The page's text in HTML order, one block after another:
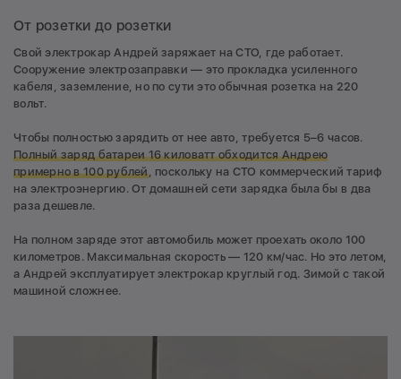
От розетки до розетки
Свой электрокар Андрей заряжает на СТО, где работает.
Сооружение электрозаправки — это прокладка усиленного
кабеля, заземление, но по сути это обычная розетка на 220
вольт.
Чтобы полностью зарядить от нее авто, требуется 5–6 часов.
Полный заряд батареи 16 киловатт обходится Андрею
примерно в 100 рублей, поскольку на СТО коммерческий тариф
на электроэнергию. От домашней сети зарядка была бы в два
раза дешевле.
На полном заряде этот автомобиль может проехать около 100
километров. Максимальная скорость — 120 км/час. Но это летом,
а Андрей эксплуатирует электрокар круглый год. Зимой с такой
машиной сложнее.